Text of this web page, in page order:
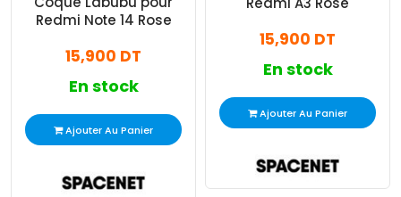
Redmi Note 14 Rose
15,900 DT
En stock
Ajouter Au Panier
15,900 DT
En stock
Ajouter Au Panier